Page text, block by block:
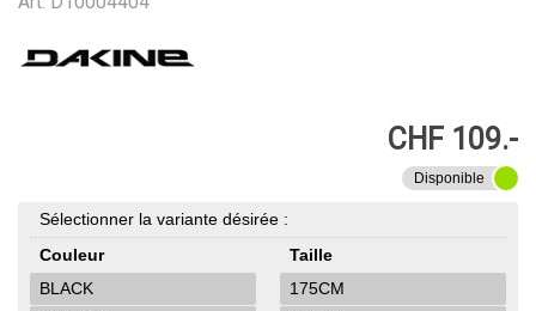
CHF 109.-
Disponible
Sélectionner la variante désirée :
Couleur
BLACK
Taille
175CM